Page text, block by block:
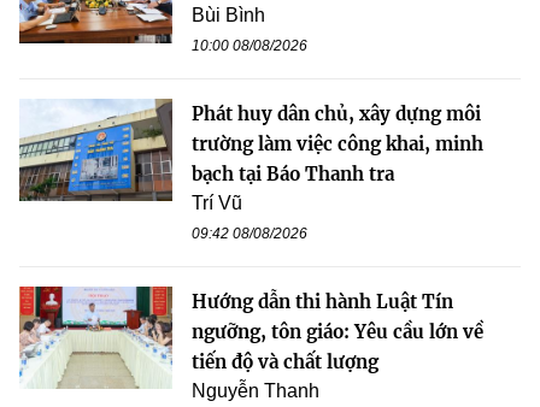
Bùi Bình
10:00 08/08/2026
Phát huy dân chủ, xây dựng môi
trường làm việc công khai, minh
bạch tại Báo Thanh tra
Trí Vũ
09:42 08/08/2026
Hướng dẫn thi hành Luật Tín
ngưỡng, tôn giáo: Yêu cầu lớn về
tiến độ và chất lượng
Nguyễn Thanh